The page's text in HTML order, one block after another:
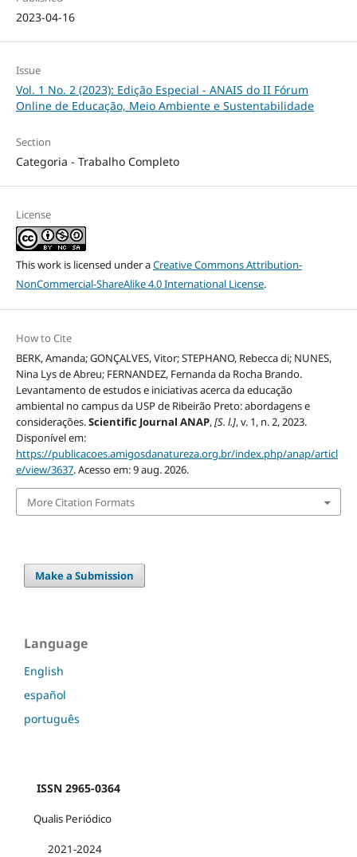
2023-04-16
Issue
Vol. 1 No. 2 (2023): Edição Especial - ANAIS do II Fórum
Online de Educação, Meio Ambiente e Sustentabilidade
Section
Categoria - Trabalho Completo
License
This work is licensed under aCreative Commons Attribution-
NonCommercial-ShareAlike 4.0 International License.
How to Cite
BERK, Amanda; GONÇALVES, Vitor; STEPHANO, Rebecca di; NUNES,
Nina Lys de Abreu; FERNANDEZ, Fernanda da Rocha Brando.
Levantamento de estudos e iniciativas acerca da educação
ambiental no campus da USP de Ribeirão Preto: abordagens e
considerações.Scientific Journal ANAP,[S. l.], v. 1, n. 2, 2023.
Disponível em:
https://publicacoes.amigosdanatureza.org.br/index.php/anap/articl
e/view/3637. Acesso em: 9 aug. 2026.
More Citation Formats
Make a Submission
Language
English
español
português
ISSN 2965-0364
Qualis Periódico
2021-2024